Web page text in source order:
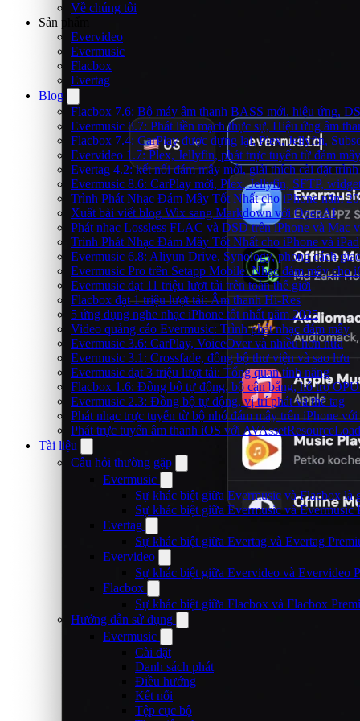
Về chúng tôi
Sản phẩm
Evervideo
Evermusic
Flacbox
Evertag
Blog
Flacbox 7.6: Bộ máy âm thanh BASS mới, hiệu ứng,
Evermusic 8.7: Phát liền mạch thực sự, Hiệu ứng âm
Flacbox 7.4: CarPlay được dựng lại, Plex, Jellyfin,
Evervideo 1.7: Plex, Jellyfin, phát trực tuyến từ đám
Evertag 4.2: kết nối đám mây mới, giải thích cài đặt
Evermusic 8.6: CarPlay mới, Plex, Jellyfin, SFTP,
Trình Phát Nhạc Đám Mây Tốt Nhất cho iPhone năm
Xuất bài viết blog Wix sang Markdown với OpenAI
Phát nhạc Lossless FLAC và DSD trên iPhone và Mac
Trình Phát Nhạc Đám Mây Tốt Nhất cho iPhone và iPad
Evermusic 6.8: Aliyun Drive, Synology, phong cách
Evermusic Pro trên Setapp Mobile: Nhạc đám mây cho
Evermusic đạt 11 triệu lượt tải trên toàn thế giới
Flacbox đạt 1 triệu lượt tải: Âm thanh Hi-Res
5 ứng dụng nghe nhạc iPhone tốt nhất năm 2025
Video quảng cáo Evermusic: Trình phát nhạc đám mây
Evermusic 3.6: CarPlay, VoiceOver và nhiều hơn nữa
Evermusic 3.1: Crossfade, đồng bộ thư viện và sao lưu
Evermusic đạt 3 triệu lượt tải: Tổng quan tính năng
Flacbox 1.6: Đồng bộ tự động, bộ cân bằng, hỗ trợ
Evermusic 2.3: Đồng bộ tự động, vị trí phát và thẻ tag
Phát nhạc trực tuyến từ bộ nhớ đám mây trên iPhone
Phát trực tuyến âm thanh iOS với
Tài liệu
Câu hỏi thường gặp
Evermusic
Sự khác biệt giữa Evermusic và Flacbox là
Sự khác biệt giữa Evermusic và Evermusic
Evertag
Sự khác biệt giữa Evertag và Evertag
Evervideo
Sự khác biệt giữa Evervideo và Evervideo
Flacbox
Sự khác biệt giữa Flacbox và Flacbox
Hướng dẫn sử dụng
Evermusic
Cài đặt
Danh sách phát
Điều hướng
Kết nối
Tệp cục bộ